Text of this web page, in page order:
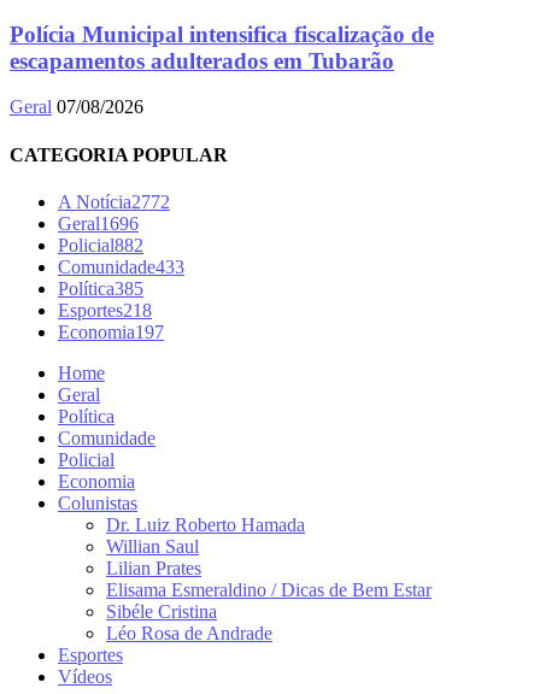
Polícia Municipal intensifica fiscalização de
escapamentos adulterados em Tubarão
Geral 07/08/2026
CATEGORIA POPULAR
A Notícia2772
Geral1696
Policial882
Comunidade433
Política385
Esportes218
Economia197
Home
Geral
Política
Comunidade
Policial
Economia
Colunistas
Dr. Luiz Roberto Hamada
Willian Saul
Lilian Prates
Elisama Esmeraldino / Dicas de Bem Estar
Sibéle Cristina
Léo Rosa de Andrade
Esportes
Vídeos